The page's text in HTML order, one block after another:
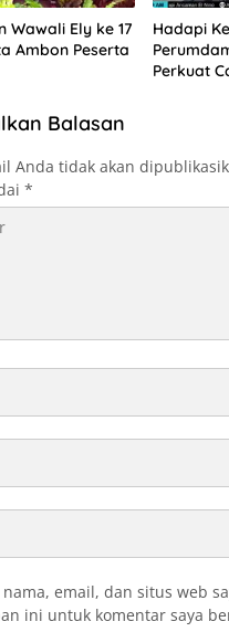
Wawali Ely ke 17
Ambon Peserta
Hadapi
Perkuat
Balasan
Anda tidak akan
*
email, dan situs web
ini untuk komentar saya